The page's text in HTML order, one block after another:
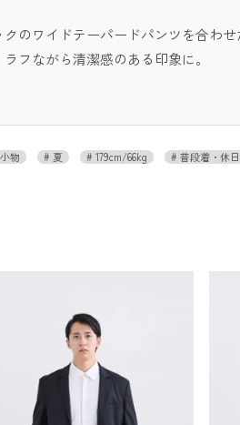
のワイドテーパードパンツを合わせ
フながら清潔感のある印象に。
物 夏 179cm/66kg 普段着・休日